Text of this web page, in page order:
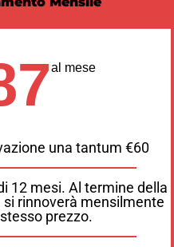
al mese
una tantum €60
12 mesi. Al termine della
rinnoverà mensilmente
prezzo.